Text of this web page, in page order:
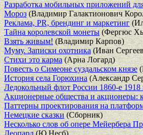
Разработка мобильных приложений
Мороз(Владимир Галактионович
Реклама, PR, брендинг и маркетинг
Тайна королевской монеты (Фергюс
Взять живым!(Владимир Карпов)
Муму. Записки охотника (Иван
Стихи это карма (Арна Логард)
Повесть о Симеоне суздальском князе
История села Горюхина(Александр
Ледокольный флот России 1860-е 1918
Акционерные общества и акционеры:
Паттерны проектирования на
Немецкие сказки (Сборник)
Несколько слов об опере Мейербера
Леопард (Ю Несб)